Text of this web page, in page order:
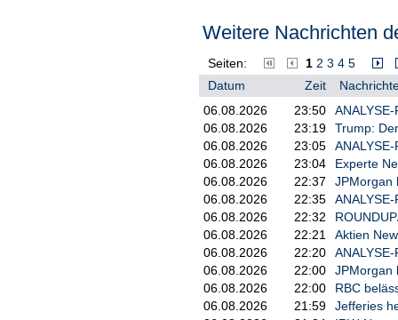
Weitere Nachrichten
Seiten: 1 2 3 4 5
Datum
Zeit
06.08.2026
23:50
06.08.2026
23:19
Trump:
06.08.2026
23:05
06.08.2026
23:04
Experte
06.08.2026
22:37
JPMorgan
06.08.2026
22:35
06.08.2026
22:32
06.08.2026
22:21
Aktien
06.08.2026
22:20
06.08.2026
22:00
JPMorgan
06.08.2026
22:00
RBC
06.08.2026
21:59
Jefferies